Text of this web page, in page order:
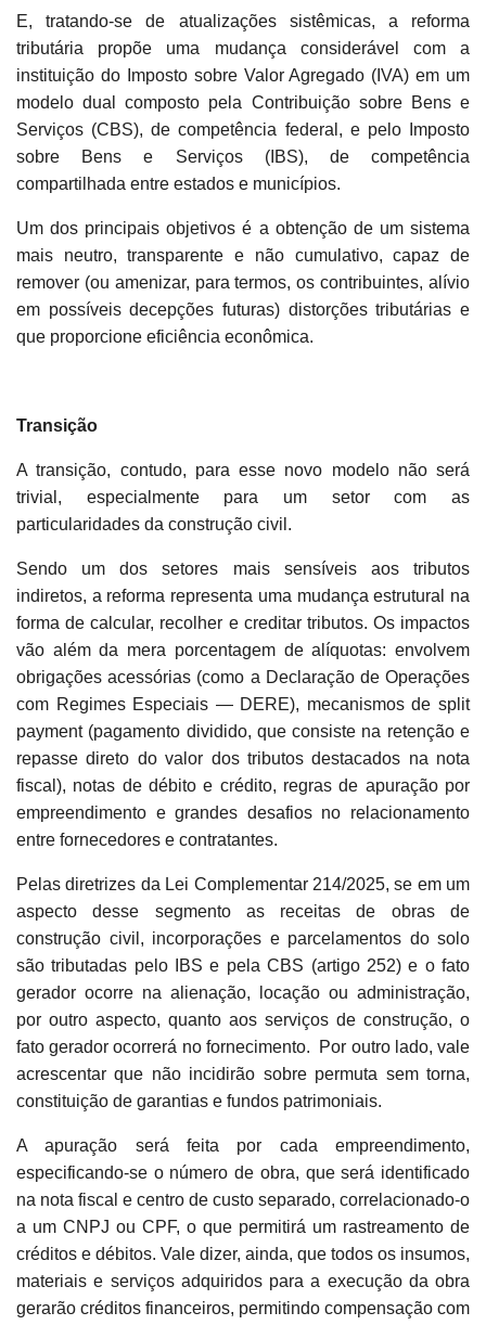
E, tratando-se de atualizações sistêmicas, a reforma
tributária propõe uma mudança considerável com a
instituição do Imposto sobre Valor Agregado (IVA) em um
modelo dual composto pela Contribuição sobre Bens e
Serviços (CBS), de competência federal, e pelo Imposto
sobre Bens e Serviços (IBS), de competência
compartilhada entre estados e municípios.
Um dos principais objetivos é a obtenção de um sistema
mais neutro, transparente e não cumulativo, capaz de
remover (ou amenizar, para termos, os contribuintes, alívio
em possíveis decepções futuras) distorções tributárias e
que proporcione eficiência econômica.
Transição
A transição, contudo, para esse novo modelo não será
trivial, especialmente para um setor com as
particularidades da construção civil.
Sendo um dos setores mais sensíveis aos tributos
indiretos, a reforma representa uma mudança estrutural na
forma de calcular, recolher e creditar tributos. Os impactos
vão além da mera porcentagem de alíquotas: envolvem
obrigações acessórias (como a Declaração de Operações
com Regimes Especiais — DERE), mecanismos de split
payment (pagamento dividido, que consiste na retenção e
repasse direto do valor dos tributos destacados na nota
fiscal), notas de débito e crédito, regras de apuração por
empreendimento e grandes desafios no relacionamento
entre fornecedores e contratantes.
Pelas diretrizes da Lei Complementar 214/2025, se em um
aspecto desse segmento as receitas de obras de
construção civil, incorporações e parcelamentos do solo
são tributadas pelo IBS e pela CBS (artigo 252) e o fato
gerador ocorre na alienação, locação ou administração,
por outro aspecto, quanto aos serviços de construção, o
fato gerador ocorrerá no fornecimento. Por outro lado, vale
acrescentar que não incidirão sobre permuta sem torna,
constituição de garantias e fundos patrimoniais.
A apuração será feita por cada empreendimento,
especificando-se o número de obra, que será identificado
na nota fiscal e centro de custo separado, correlacionado-o
a um CNPJ ou CPF, o que permitirá um rastreamento de
créditos e débitos. Vale dizer, ainda, que todos os insumos,
materiais e serviços adquiridos para a execução da obra
gerarão créditos financeiros, permitindo compensação com